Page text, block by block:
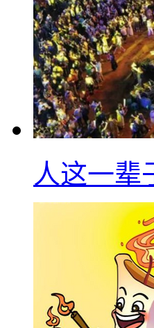
人这一辈